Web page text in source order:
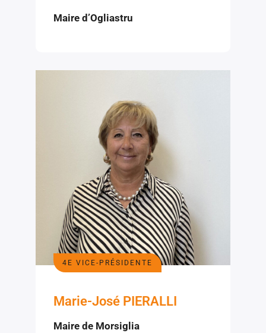
Maire d’Ogliastru
4E VICE-PRÉSIDENTE
Marie-José PIERALLI
Maire de Morsiglia